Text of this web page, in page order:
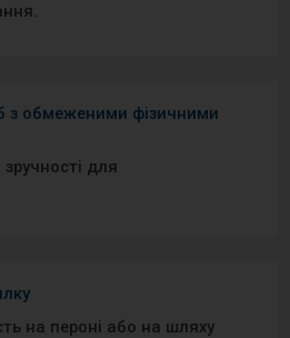
з обмеженими фізичними
для
на пероні або на шляху